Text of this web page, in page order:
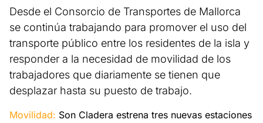
Desde el Consorcio de Transportes de Mallorca
se continúa trabajando para promover el uso del
transporte público entre los residentes de la isla y
responder a la necesidad de movilidad de los
trabajadores que diariamente se tienen que
desplazar hasta su puesto de trabajo.
Movilidad: Son Cladera estrena tres nuevas estaciones